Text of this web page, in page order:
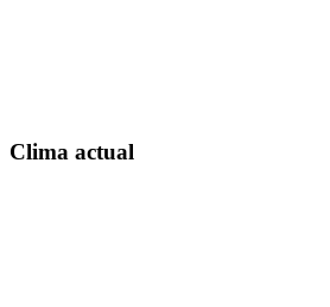
Clima actual